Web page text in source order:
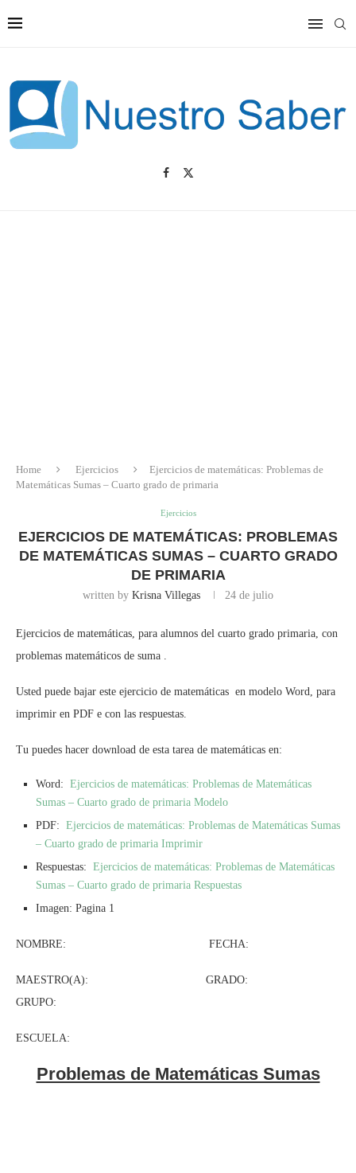
Home Ejercicios
Ejercicios de matemáticas: Problemas de
Matemáticas Sumas – Cuarto grado de primaria
Ejercicios
EJERCICIOS DE MATEMÁTICAS: PROBLEMAS
DE MATEMÁTICAS SUMAS – CUARTO GRADO
DE PRIMARIA
written by Krisna Villegas 24 de julio
Ejercicios de matemáticas, para alumnos del cuarto grado primaria, con
problemas matemáticos de suma .
Usted puede bajar este ejercicio de matemáticas en modelo Word, para
imprimir en PDF e con las respuestas.
Tu puedes hacer download de esta tarea de matemáticas en:
Word: Ejercicios de matemáticas: Problemas de Matemáticas
Sumas – Cuarto grado de primaria Modelo
PDF: Ejercicios de matemáticas: Problemas de Matemáticas Sumas
– Cuarto grado de primaria Imprimir
Respuestas: Ejercicios de matemáticas: Problemas de Matemáticas
Sumas – Cuarto grado de primaria Respuestas
Imagen: Pagina 1
NOMBRE: FECHA:
MAESTRO(A): GRADO:
GRUPO:
ESCUELA:
Problemas de Matemáticas Sumas